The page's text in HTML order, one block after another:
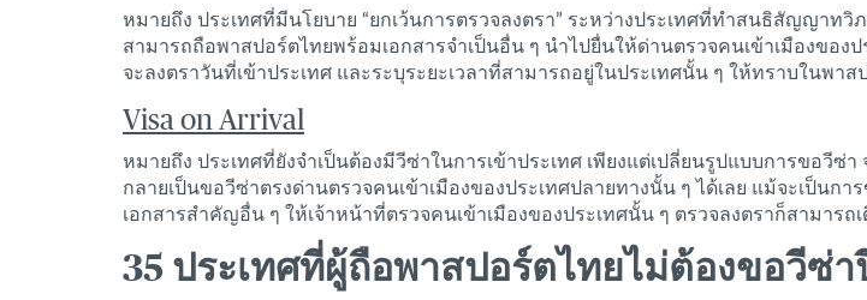
หมายถึง ประเทศที่มีนโยบาย “ยกเว้นการตรวจลงตรา” ระหว่างประเทศที่ทำสนธิสัญญาท
สามารถถือพาสปอร์ตไทยพร้อมเอกสารจำเป็นอื่น ๆ นำไปยื่นให้ด่านตรวจคนเข้าเมืองของ
จะลงตราวันที่เข้าประเทศ และระบุระยะเวลาที่สามารถอยู่ในประเทศนั้น ๆ ให้ทราบในพาส
Visa on Arrival
หมายถึง ประเทศที่ยังจำเป็นต้องมีวีซ่าในการเข้าประเทศ เพียงแต่เปลี่ยนรูปแบบการขอวี
กลายเป็นขอวีซ่าตรงด่านตรวจคนเข้าเมืองของประเทศปลายทางนั้น ๆ ได้เลย แม้จะเป็น
เอกสารสำคัญอื่น ๆ ให้เจ้าหน้าที่ตรวจคนเข้าเมืองของประเทศนั้น ๆ ตรวจลงตราก็สามารถเ
35 ประเทศที่ผู้ถือพาสปอร์ตไทยไม่ต้องขอวีซ่า